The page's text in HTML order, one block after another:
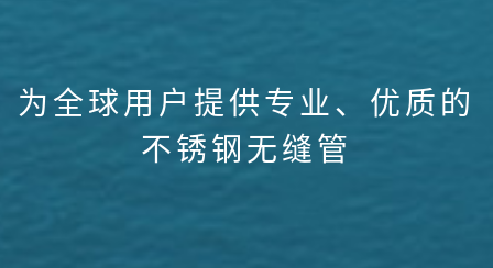
为全球用户提供专业、优质的
不锈钢无缝管